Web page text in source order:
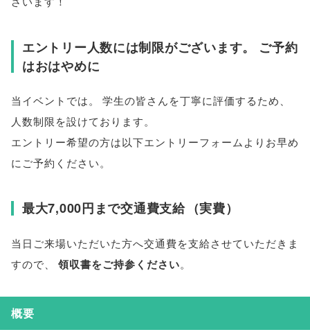
エントリー人数には制限がございます。
ご予約
はおはやめに
当イベントでは。 学生の皆さんを丁寧に評価するため
人数制限を設けております。
エントリー希望の方は以下エントリーフォームよりお早め
にご予約ください。
最大7,000円まで交通費支給 （実費）
当日ご来場いただいた方へ交通費を支給させていただきま
すので
領収書をご持参ください。
概要